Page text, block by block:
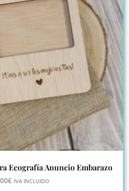
Ecografía Anuncio Embarazo
€ IVA INCLUIDO